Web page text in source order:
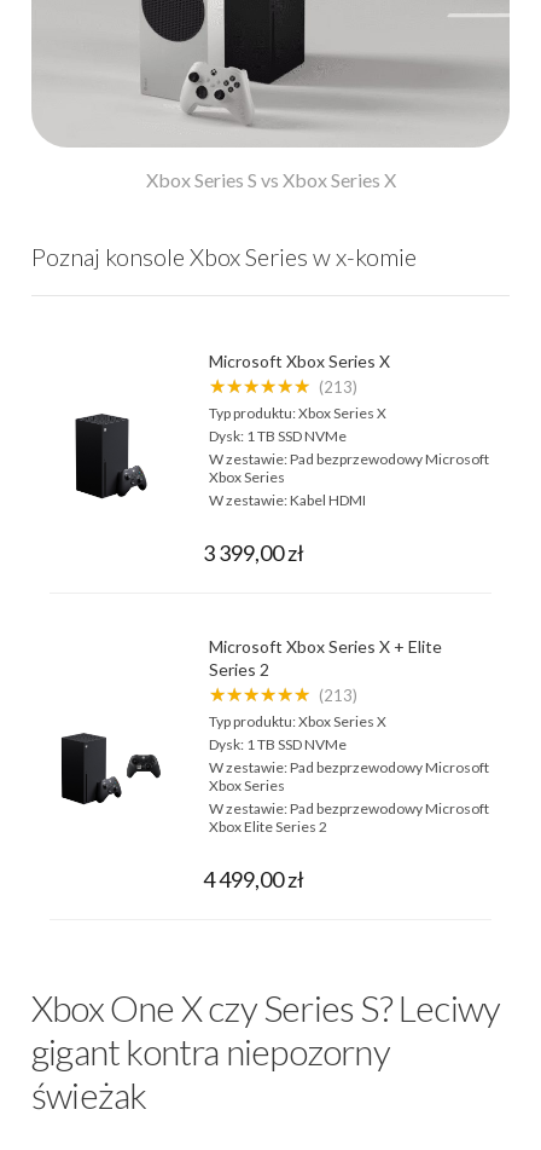
Xbox Series S vs Xbox Series X
Poznaj konsole Xbox Series w x-komie
Microsoft Xbox Series X
★★★★★★ (213)
Typ produktu:Xbox Series X
Dysk: 1 TB SSD NVMe
W zestawie:Pad bezprzewodowy Microsoft
Xbox Series
W zestawie:Kabel HDMI
3 399,00 zł
Microsoft Xbox Series X + Elite
Series 2
★★★★★★ (213)
Typ produktu:Xbox Series X
Dysk: 1 TB SSD NVMe
W zestawie:Pad bezprzewodowy Microsoft
Xbox Series
W zestawie:Pad bezprzewodowy Microsoft
Xbox Elite Series 2
4 499,00 zł
Xbox One X czy Series S? Leciwy
gigant kontra niepozorny
świeżak